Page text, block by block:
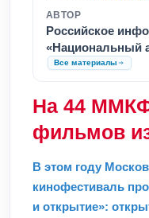
АВТОР
Российское
«Национальный
Все материалы
На 44
фильмов
В этом году
кинофестиваль
и открытие»: